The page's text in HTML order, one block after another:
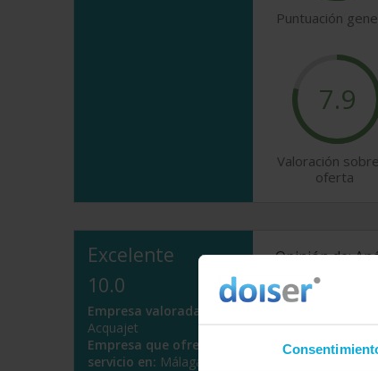
Puntuación
7.9
Valoración
oferta
Excelente
10.0
Empresa valorada:
Acquajet
Empresa que ofrece
servicio en: Málaga
Opinión de:
¿Qué te ha